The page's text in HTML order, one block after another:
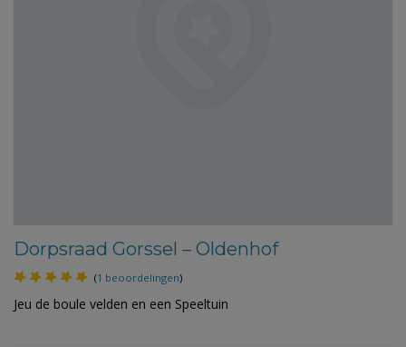
Dorpsraad Gorssel – Oldenhof
(1 beoordelingen)
Jeu de boule velden en een Speeltuin